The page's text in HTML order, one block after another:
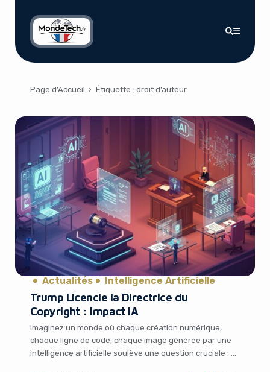
Page d’Accueil › Étiquette : droit d’auteur
Actualités Intelligence Artificielle
Trump Licencie la Directrice du
Copyright : Impact IA
Imaginez un monde où chaque création numérique,
chaque ligne de code, chaque image générée par une
intelligence artificielle soulève une question cruciale : à